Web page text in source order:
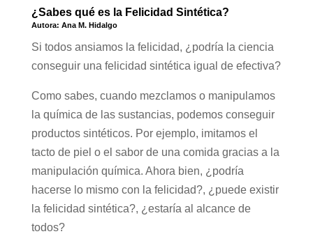
¿Sabes qué es la Felicidad Sintética?
Autora: Ana M. Hidalgo
Si todos ansiamos la felicidad, ¿podría la ciencia
conseguir una felicidad sintética igual de efectiva?
Como sabes, cuando mezclamos o manipulamos
la química de las sustancias, podemos conseguir
productos sintéticos. Por ejemplo, imitamos el
tacto de piel o el sabor de una comida gracias a la
manipulación química. Ahora bien, ¿podría
hacerse lo mismo con la felicidad?, ¿puede existir
la felicidad sintética?, ¿estaría al alcance de
todos?